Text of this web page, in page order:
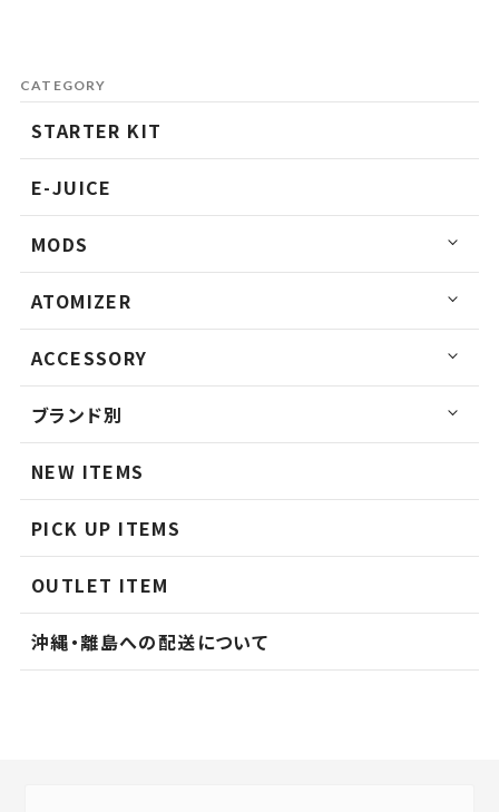
CATEGORY
STARTER KIT
E-JUICE
MODS
ATOMIZER
ACCESSORY
ブランド別
NEW ITEMS
PICK UP ITEMS
OUTLET ITEM
沖縄・離島への配送について